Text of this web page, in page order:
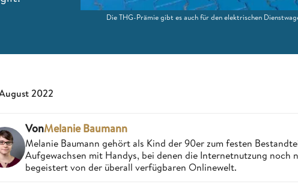
Die THG-Prämie gibt es auch für den elektrischen
2022
VonMelanie Baumann
Melanie Baumann gehört als Kind der 90er zum festen
Aufgewachsen mit Handys, bei denen die Internetnutzung noch
begeistert von der überall verfügbaren Onlinewelt.